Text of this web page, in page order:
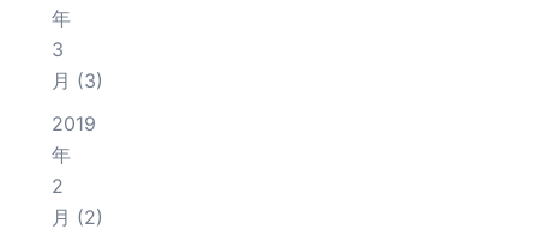
年
3
月 (3)
2019
年
2
月 (2)